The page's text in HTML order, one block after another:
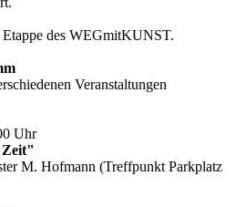
des WEGmitKUNST.
Veranstaltungen
Uhr
Zeit"
M. Hofmann (Treffpunkt Parkplatz